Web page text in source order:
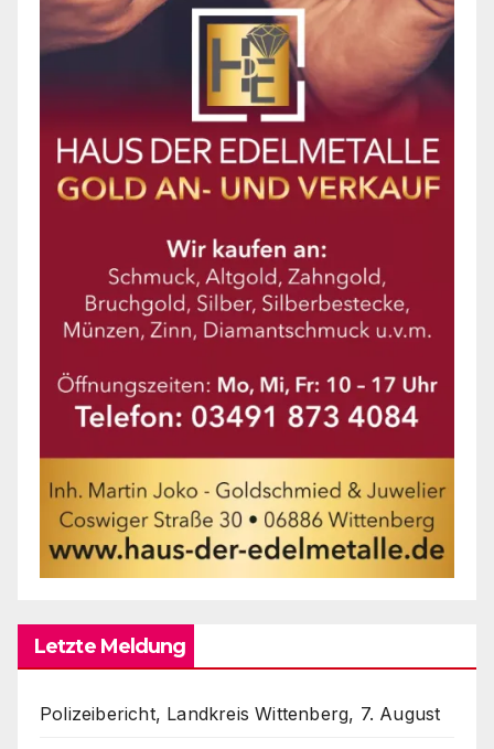
Letzte Meldung
Polizeibericht, Landkreis Wittenberg, 7. August